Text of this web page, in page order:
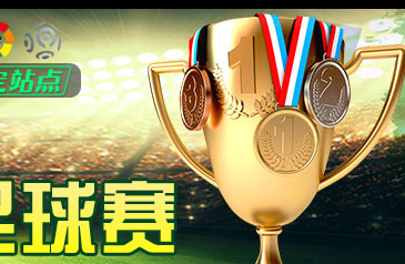
投资者关系 招标公告 联系我们